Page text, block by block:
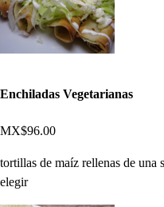
Enchiladas Vegetarianas
MX$96.00
tortillas de maíz rellenas de una
elegir